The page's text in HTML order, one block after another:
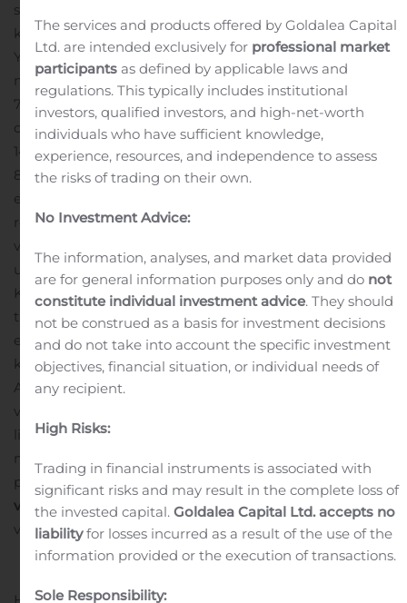
soveltuvista asunnoista (Muu toiminta). Ovaro julkaisee
kuukausittain Muun toiminnan myyntitiedot ja
Ydintoiminnan vuokrausasteen. Heinäkuussa 2020 yhtiö
myi 9 asuntoa velattomilta hinnoiltaan 1,9 M€ (1,3 M€
7/2019). Tämän vuoden aikana (1.1.2020-31.7.2020) yhtiön
on myynyt yhteensä 66 asuntoa, joiden yhteisarvo oli
14,15 M€.Vuokrauksen neliöpohjainen vuokrausaste oli
89,3 % (85,6 % 7/2019).”Vuokrausaste tippui hieman
edellisen kuukauden tasosta, joka oli 90,4%. Suuri määrä
remontissa olleista asunnoista valmistui yhdellä kertaa
vuokrattavaksi heinäkuussa ja keskikesällä asuntoja
usein vapautuu enemmän kuin täyttyy.
Koronapandemia on vahvistanut vuokra-asuntojen
trendinomaista suosion kasvua. Kysyntä on ollut
erityisen vahvaa edullisissa perheasunnoissa ja
kohdistuu lähiöihin, kaupunkikeskustojen ulkopuolelle.
Asuntojen myynti sujui myös hyvin vuoden takaiseen
verrattuna. Koronakriisin helpottaessa asiakkaat lähtivät
liikkeelle ja kauppoja syntyi myös pidempään
myynnissä olleista kohteista. Eräänlainen patouma
purkautui”.
Ydintoiminnan
vuokrausasteNeliömetripohjaisesti laskettu
vuokrausaste: 31.7.2020 30.6.2020 31.12.2019
The services and products offered by Goldalea Capital
Ltd. are intended exclusively for professional market
participants as defined by applicable laws and
regulations. This typically includes institutional
investors, qualified investors, and high-net-worth
individuals who have sufficient knowledge,
experience, resources, and independence to assess
the risks of trading on their own.
No Investment Advice:
The information, analyses, and market data provided
are for general information purposes only and do not
constitute individual investment advice. They should
not be construed as a basis for investment decisions
and do not take into account the specific investment
objectives, financial situation, or individual needs of
any recipient.
High Risks:
Trading in financial instruments is associated with
significant risks and may result in the complete loss of
the invested capital.Goldalea Capital Ltd. accepts no
liabilityfor losses incurred as a result of the use of the
information provided or the execution of transactions.
Sole Responsibility: